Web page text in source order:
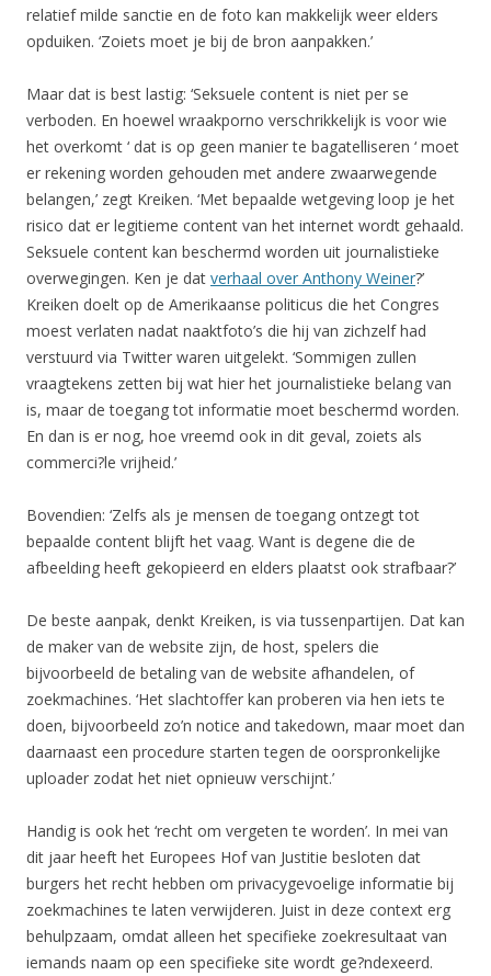
relatief milde sanctie en de foto kan makkelijk weer elders
opduiken. ‘Zoiets moet je bij de bron aanpakken.’
Maar dat is best lastig: ‘Seksuele content is niet per se
verboden. En hoewel wraakporno verschrikkelijk is voor wie
het overkomt ‘ dat is op geen manier te bagatelliseren ‘ moet
er rekening worden gehouden met andere zwaarwegende
belangen,’ zegt Kreiken. ‘Met bepaalde wetgeving loop je het
risico dat er legitieme content van het internet wordt gehaald.
Seksuele content kan beschermd worden uit journalistieke
overwegingen. Ken je dat verhaal over Anthony Weiner?’
Kreiken doelt op de Amerikaanse politicus die het Congres
moest verlaten nadat naaktfoto’s die hij van zichzelf had
verstuurd via Twitter waren uitgelekt. ‘Sommigen zullen
vraagtekens zetten bij wat hier het journalistieke belang van
is, maar de toegang tot informatie moet beschermd worden.
En dan is er nog, hoe vreemd ook in dit geval, zoiets als
commerci?le vrijheid.’
Bovendien: ‘Zelfs als je mensen de toegang ontzegt tot
bepaalde content blijft het vaag. Want is degene die de
afbeelding heeft gekopieerd en elders plaatst ook strafbaar?’
De beste aanpak, denkt Kreiken, is via tussenpartijen. Dat kan
de maker van de website zijn, de host, spelers die
bijvoorbeeld de betaling van de website afhandelen, of
zoekmachines. ‘Het slachtoffer kan proberen via hen iets te
doen, bijvoorbeeld zo’n notice and takedown, maar moet dan
daarnaast een procedure starten tegen de oorspronkelijke
uploader zodat het niet opnieuw verschijnt.’
Handig is ook het ‘recht om vergeten te worden’. In mei van
dit jaar heeft het Europees Hof van Justitie besloten dat
burgers het recht hebben om privacygevoelige informatie bij
zoekmachines te laten verwijderen. Juist in deze context erg
behulpzaam, omdat alleen het specifieke zoekresultaat van
iemands naam op een specifieke site wordt ge?ndexeerd.